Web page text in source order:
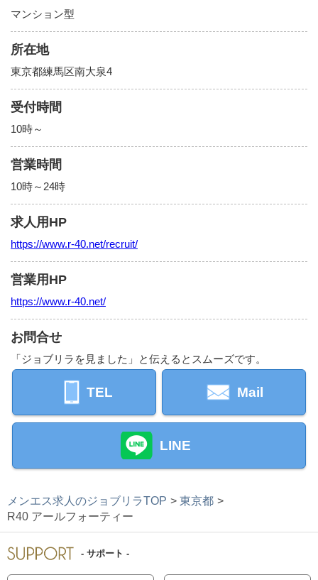
マンション型
所在地
東京都練馬区南大泉4
受付時間
10時～
営業時間
10時～24時
求人用HP
https://www.r-40.net/recruit/
営業用HP
https://www.r-40.net/
お問合せ
「ジョブリラを見ました」と伝えるとスムーズです。
TEL Mail
LINE
メンエス求人のジョブリラTOP
東京都
R40 アールフォーティー
- サポート -